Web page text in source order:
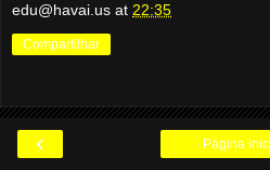
edu@havai.us at 22:35
Compartilhar
‹ Página